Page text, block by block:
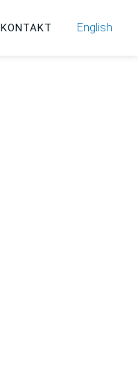
KONTAKT English